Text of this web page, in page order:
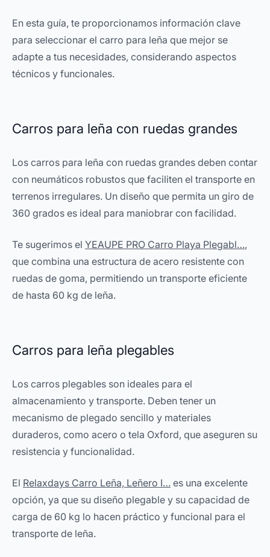
En esta guía, te proporcionamos información clave
para seleccionar el carro para leña que mejor se
adapte a tus necesidades, considerando aspectos
técnicos y funcionales.
Carros para leña con ruedas grandes
Los carros para leña con ruedas grandes deben contar
con neumáticos robustos que faciliten el transporte en
terrenos irregulares. Un diseño que permita un giro de
360 grados es ideal para maniobrar con facilidad.
Te sugerimos el YEAUPE PRO Carro Playa Plegabl…,
que combina una estructura de acero resistente con
ruedas de goma, permitiendo un transporte eficiente
de hasta 60 kg de leña.
Carros para leña plegables
Los carros plegables son ideales para el
almacenamiento y transporte. Deben tener un
mecanismo de plegado sencillo y materiales
duraderos, como acero o tela Oxford, que aseguren su
resistencia y funcionalidad.
El Relaxdays Carro Leña, Leñero I… es una excelente
opción, ya que su diseño plegable y su capacidad de
carga de 60 kg lo hacen práctico y funcional para el
transporte de leña.